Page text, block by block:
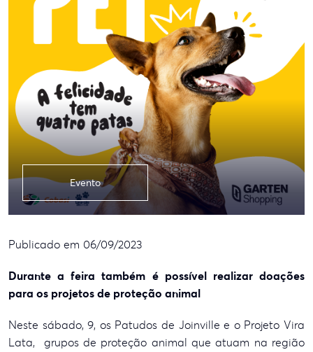
Evento
Publicado em 06/09/2023
Durante a feira também é possível realizar doações
para os projetos de proteção animal
Neste sábado, 9, os Patudos de Joinville e o Projeto Vira
Lata, grupos de proteção animal que atuam na região